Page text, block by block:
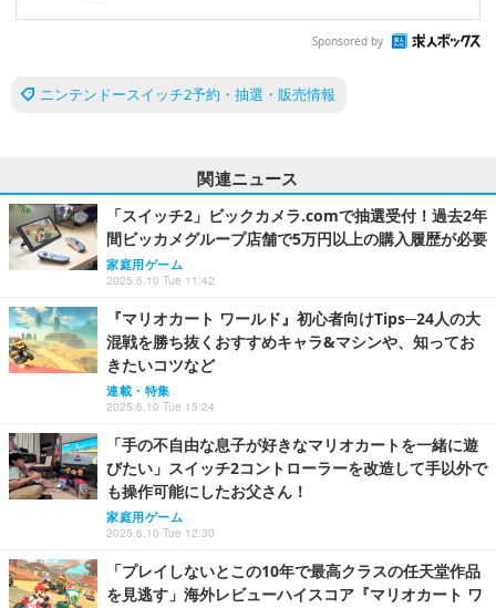
Sponsored by
ニンテンドースイッチ2予約・抽選・販売情報
関連ニュース
「スイッチ2」ビックカメラ.comで抽選受付！過去2年
間ビッカメグループ店舗で5万円以上の購入履歴が必要
家庭用ゲーム
2025.6.10 Tue 11:42
『マリオカート ワールド』初心者向けTips─24人の大
混戦を勝ち抜くおすすめキャラ&マシンや、知ってお
きたいコツなど
連載・特集
2025.6.10 Tue 15:24
「手の不自由な息子が好きなマリオカートを一緒に遊
びたい」スイッチ2コントローラーを改造して手以外で
も操作可能にしたお父さん！
家庭用ゲーム
2025.6.10 Tue 12:30
「プレイしないとこの10年で最高クラスの任天堂作品
を見逃す」海外レビューハイスコア『マリオカート ワ